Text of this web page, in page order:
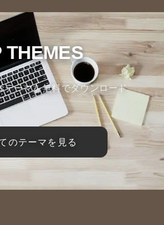
THEMES
テーマを無料でダウンロード
のテーマを見る